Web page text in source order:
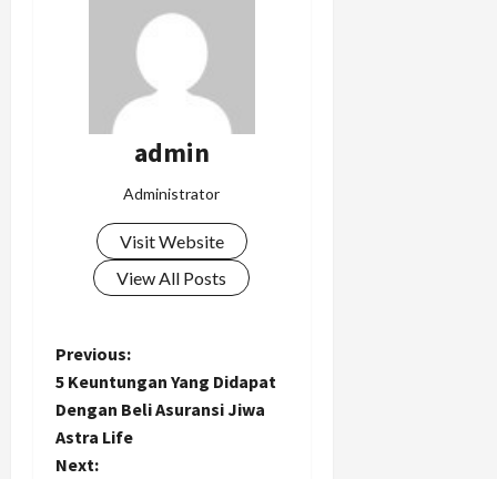
admin
Administrator
Visit Website
View All Posts
P
o
s
Previous:
5 Keuntungan Yang Didapat
Dengan Beli Asuransi Jiwa
Astra Life
Next: